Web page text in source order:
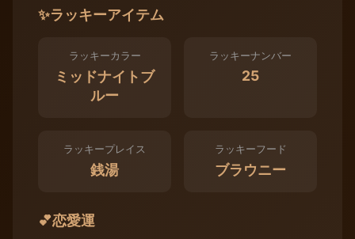
✨ラッキーアイテム
ラッキーカラー
ミッドナイトブ
ルー
ラッキーナンバー
25
ラッキープレイス
銭湯
ラッキーフード
ブラウニー
💕恋愛運